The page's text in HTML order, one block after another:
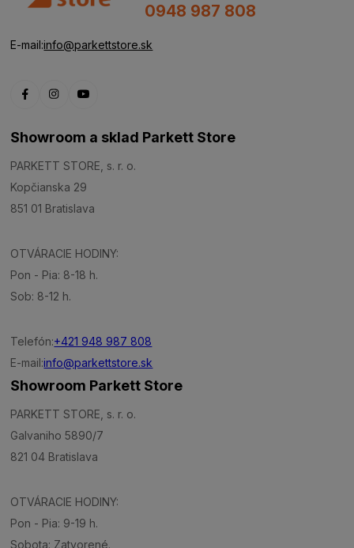
0948 987 808
E-mail:info@parkettstore.sk
Showroom a sklad Parkett Store
PARKETT STORE, s. r. o.
Kopčianska 29
851 01 Bratislava
OTVÁRACIE HODINY:
Pon - Pia: 8-18 h.
Sob: 8-12 h.
Telefón:+421 948 987 808
E-mail:info@parkettstore.sk
Showroom Parkett Store
PARKETT STORE, s. r. o.
Galvaniho 5890/7
821 04 Bratislava
OTVÁRACIE HODINY:
Pon - Pia: 9-19 h.
Sobota: Zatvorené.